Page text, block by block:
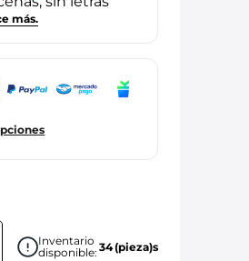
Inventario
disponible: 34(pieza)s